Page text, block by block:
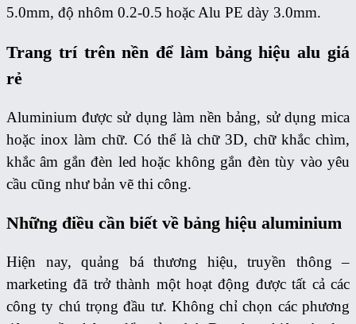
5.0mm, độ nhôm 0.2-0.5 hoặc Alu PE dày 3.0mm.
Trang trí trên nền để làm bảng hiệu alu giá
rẻ
Aluminium được sử dụng làm nền bảng, sử dụng mica
hoặc inox làm chữ. Có thể là chữ 3D, chữ khắc chìm,
khắc âm gắn đèn led hoặc không gắn đèn tùy vào yêu
cầu cũng như bản vẽ thi công.
Những điều cần biết về bảng hiệu aluminium
Hiện nay, quảng bá thương hiệu, truyền thông –
marketing đã trở thành một hoạt động được tất cả các
công ty chú trọng đầu tư. Không chỉ chọn các phương